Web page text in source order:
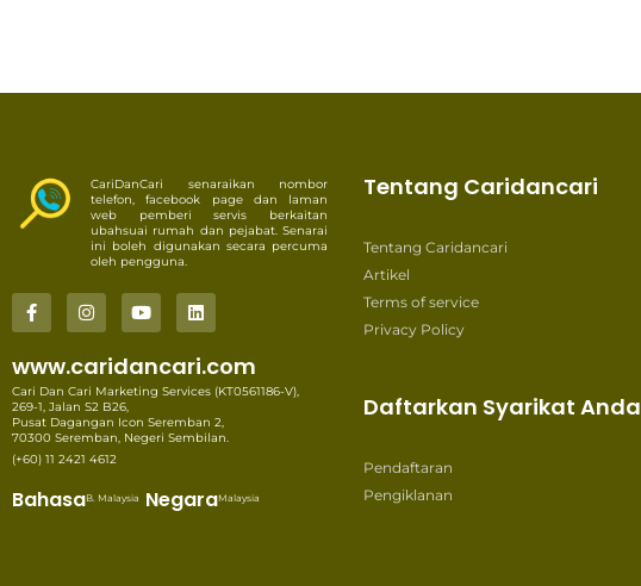
CariDanCari senaraikan nombor
telefon, facebook page dan laman
web pemberi servis berkaitan
ubahsuai rumah dan pejabat. Senarai
ini boleh digunakan secara percuma
oleh pengguna.
www.caridancari.com
Cari Dan Cari Marketing Services (KT0561186-V),
269-1, Jalan S2 B26,
Pusat Dagangan Icon Seremban 2,
70300 Seremban, Negeri Sembilan.
(+60) 11 2421 4612
BahasaB. Malaysia NegaraMalaysia
Tentang Caridancari
Tentang Caridancari
Artikel
Terms of service
Privacy Policy
Daftarkan Syarikat Anda
Pendaftaran
Pengiklanan